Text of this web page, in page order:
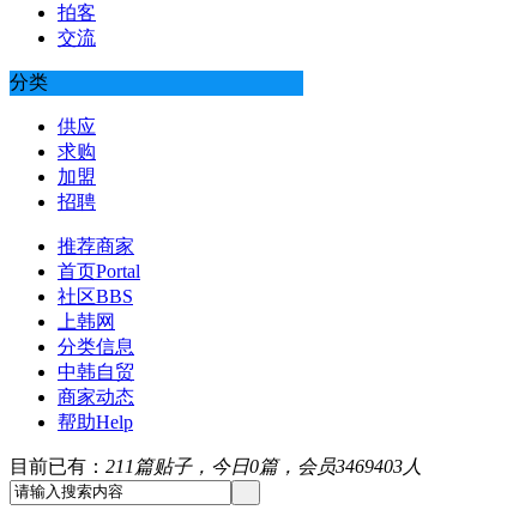
拍客
交流
分类
供应
求购
加盟
招聘
推荐商家
首页Portal
社区BBS
上韩网
分类信息
中韩自贸
商家动态
帮助Help
目前已有： 211篇贴子，今日0篇，会员3469403人